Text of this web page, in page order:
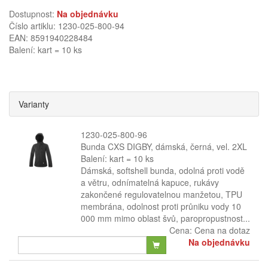
Dostupnost: Na objednávku
Číslo artiklu: 1230-025-800-94
EAN: 8591940228484
Balení: kart = 10 ks
Varianty
1230-025-800-96
Bunda CXS DIGBY, dámská, černá, vel. 2XL
Balení: kart = 10 ks
Dámská, softshell bunda, odolná proti vodě
a větru, odnímatelná kapuce, rukávy
zakončené regulovatelnou manžetou, TPU
membrána, odolnost proti průniku vody 10
000 mm mimo oblast švů, paropropustnost...
Cena: Cena na dotaz
Na objednávku